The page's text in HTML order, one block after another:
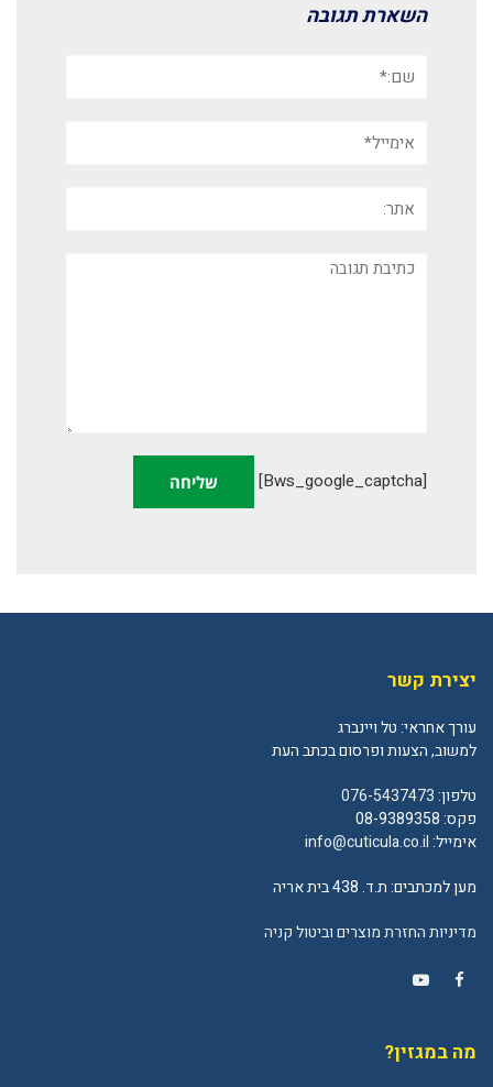
השארת תגובה
תגובה
[bws_google_captcha]
יצירת קשר
עורך אחראי: טל ויינברג
למשוב, הצעות ופרסום בכתב העת
טלפון:076-5437473
פקס: 08-9389358
אימייל:info@cuticula.co.il
מען למכתבים: ת.ד. 438 בית אריה
מדיניות החזרת מוצרים וביטול קניה
מה במגזין?